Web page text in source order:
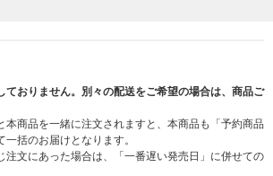
ておりません。別々の配送をご希望の場合は、商品ご
本商品を一緒に注文されますと、本商品も「予約商品
括のお届けとなります。
注文にあった場合は、「一番遅い発売日」に併せての